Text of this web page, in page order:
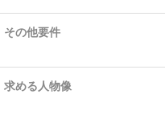
その他要件
求める人物像